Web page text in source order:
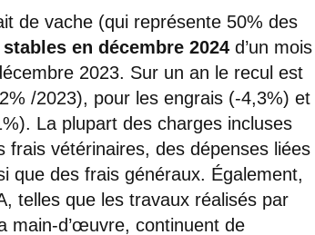
de vache (qui représente 50% des
stables en décembre 2024 d’un mois
2023. Sur un an le recul est
/2023), pour les engrais (-4,3%) et
La plupart des charges incluses
frais vétérinaires, des dépenses liées
que des frais généraux. Également,
telles que les travaux réalisés par
main-d’œuvre, continuent de